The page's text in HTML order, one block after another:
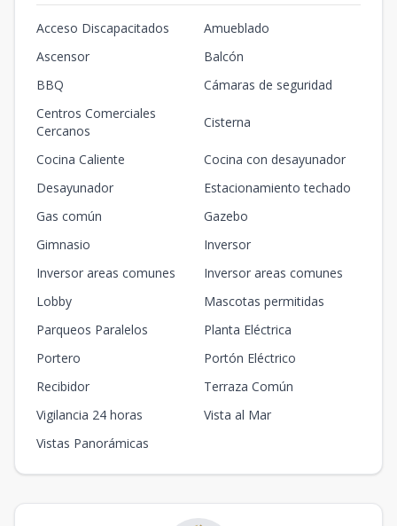
Acceso Discapacitados
Amueblado
Ascensor
Balcón
BBQ
Cámaras de seguridad
Centros Comerciales
Cercanos
Cisterna
Cocina Caliente
Cocina con desayunador
Desayunador
Estacionamiento techado
Gas común
Gazebo
Gimnasio
Inversor
Inversor areas comunes
Inversor areas comunes
Lobby
Mascotas permitidas
Parqueos Paralelos
Planta Eléctrica
Portero
Portón Eléctrico
Recibidor
Terraza Común
Vigilancia 24 horas
Vista al Mar
Vistas Panorámicas